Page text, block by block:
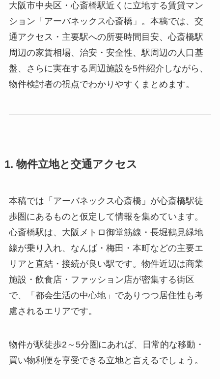
大阪市中央区・心斎橋駅近くに立地する賃貸マン
ション「アーバネックス心斎橋」。本稿では、交
通アクセス・主要駅への所要時間目安、心斎橋駅
周辺の家賃相場、治安・安全性、駅周辺の人口基
盤、さらに実在する周辺施設を5件紹介しながら、
物件検討者の視点でわかりやすくまとめます。
1. 物件立地と交通アクセス
本稿では「アーバネックス心斎橋」が心斎橋駅徒
歩圏にあるものと仮定して情報を集めています。
心斎橋駅は、大阪メトロ御堂筋線・長堀鶴見緑地
線が乗り入れ、なんば・梅田・本町などの主要エ
リアと直結・接続が良い駅です。物件近辺は商業
施設・飲食店・ファッション店が密集する街区
で、「都会生活の中心地」でありつつ居住性も考
慮されるエリアです。
物件が駅徒歩2～5分圏にあれば、日常的な移動・
買い物利便を享受できる立地と言えるでしょう。